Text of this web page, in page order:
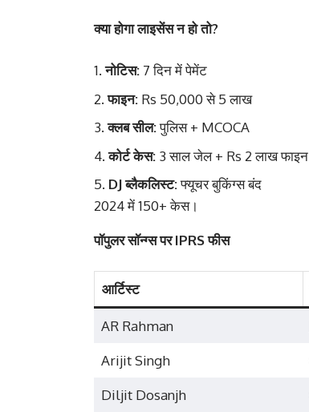
क्या होगा लाइसेंस न हो तो?
नोटिस: 7 दिन में पेमेंट
फाइन: Rs 50,000 से 5 लाख
क्लब सील:पुलिस + MCOCA
कोर्ट केस: 3 साल जेल + Rs 2 लाख फाइन
DJ ब्लैकलिस्ट:फ्यूचर बुकिंग्स बंद
2024 में 150+ केस।
पॉपुलर सॉन्ग्स पर IPRS फीस
आर्टिस्ट
AR Rahman
Arijit Singh
Diljit Dosanjh